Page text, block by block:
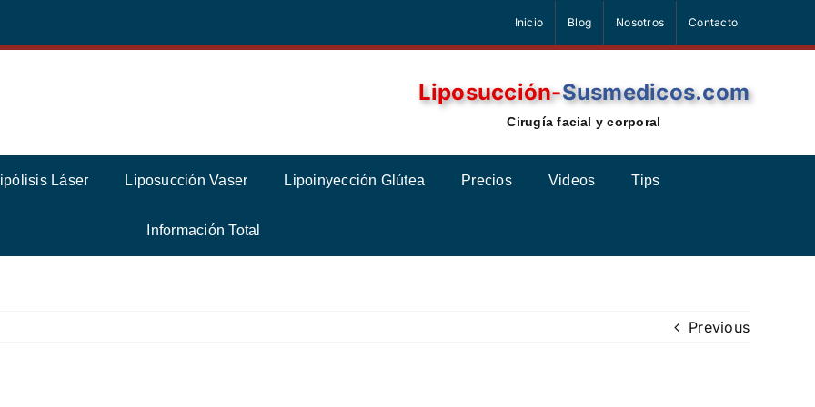
Inicio Blog Nosotros Contacto
Liposucción-Susmedicos.com
Cirugía facial y corporal
Láser Liposucción Vaser Lipoinyección Glútea Precios Videos Tips
Información Total
Previous